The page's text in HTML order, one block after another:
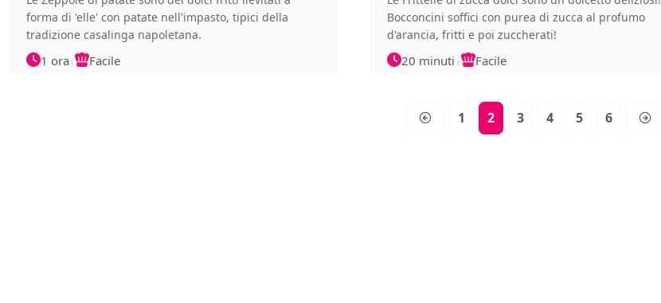
forma di 'elle' con patate nell'impasto, tipici della
tradizione casalinga napoletana.
1 ora Facile
Bocconcini soffici con purea di zucca al profumo
d'arancia, fritti e poi zuccherati!
20 minuti Facile
1 2 3 4 5 6